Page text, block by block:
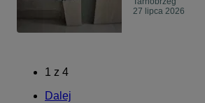
27 lipca 2026
1 z 4
Dalej